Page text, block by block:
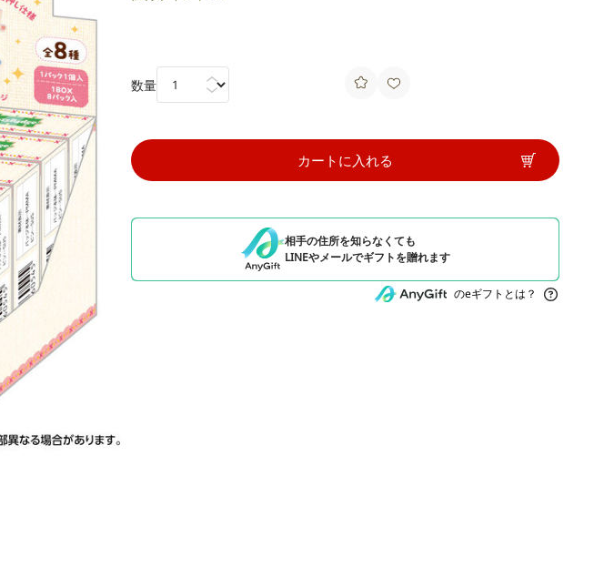
数量
カートに入れる
相手の住所を知らなくても
LINEやメールでギフトを贈れます
のeギフトとは？